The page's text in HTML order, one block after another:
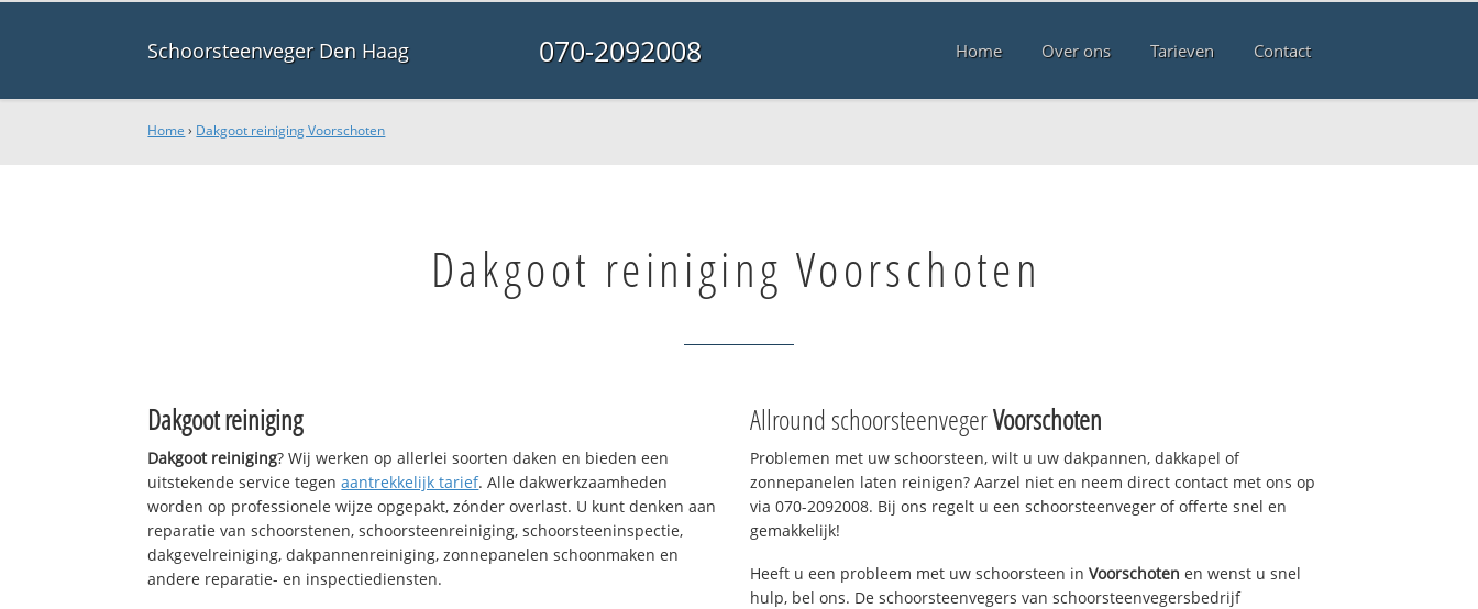
Schoorsteenveger Den Haag 070-2092008 Home Over ons Tarieven Contact
Home › Dakgoot reiniging Voorschoten
Dakgoot reiniging Voorschoten
Dakgoot reiniging
Dakgoot reiniging? Wij werken op allerlei soorten daken en bieden een
uitstekende service tegenaantrekkelijk tarief. Alle dakwerkzaamheden
worden op professionele wijze opgepakt, zónder overlast. U kunt denken aan
reparatie van schoorstenen, schoorsteenreiniging, schoorsteeninspectie,
dakgevelreiniging, dakpannenreiniging, zonnepanelen schoonmaken en
andere reparatie- en inspectiediensten.
Allround schoorsteenvegerVoorschoten
Problemen met uw schoorsteen, wilt u uw dakpannen, dakkapel of
zonnepanelen laten reinigen? Aarzel niet en neem direct contact met ons op
via 070-2092008. Bij ons regelt u een schoorsteenveger of offerte snel en
gemakkelijk!
Heeft u een probleem met uw schoorsteen in Voorschoten en wenst u snel
hulp, bel ons. De schoorsteenvegers van schoorsteenvegersbedrijf